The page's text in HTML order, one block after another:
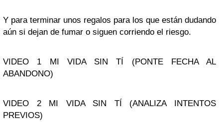
Y para terminar unos regalos para los que están dudando
aún si dejan de fumar o siguen corriendo el riesgo.
VIDEO 1 MI VIDA SIN TÍ (PONTE FECHA AL
ABANDONO)
VIDEO 2 MI VIDA SIN TÍ (ANALIZA INTENTOS
PREVIOS)